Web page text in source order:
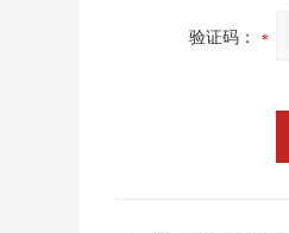
验证码：